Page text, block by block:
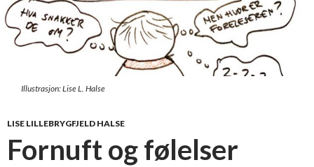
Illustrasjon: Lise L. Halse
LISE LILLEBRYGFJELD HALSE
Fornuft og følelser